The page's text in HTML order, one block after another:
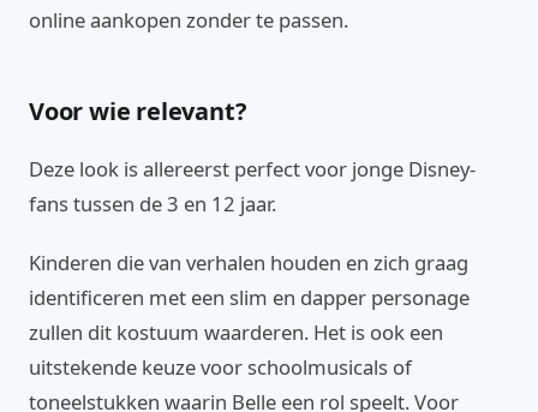
online aankopen zonder te passen.
Voor wie relevant?
Deze look is allereerst perfect voor jonge Disney-
fans tussen de 3 en 12 jaar.
Kinderen die van verhalen houden en zich graag
identificeren met een slim en dapper personage
zullen dit kostuum waarderen. Het is ook een
uitstekende keuze voor schoolmusicals of
toneelstukken waarin Belle een rol speelt. Voor